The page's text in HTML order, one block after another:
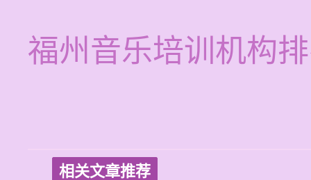
福州音乐培训机构
相关文章推荐